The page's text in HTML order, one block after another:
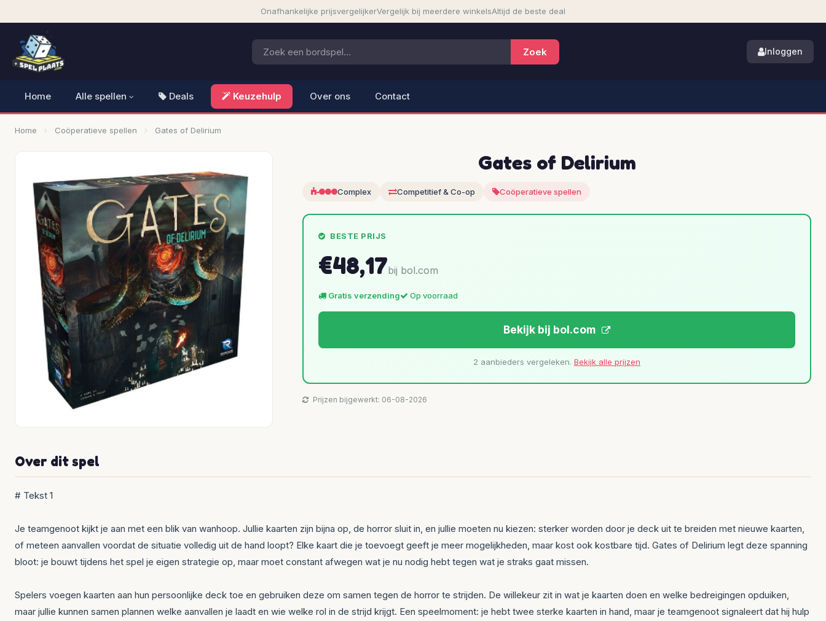
Onafhankelijke prijsvergelijkerVergelijk bij meerdere winkelsAltijd de beste deal
Inloggen
Home Alle spellen Deals Keuzehulp Over ons Contact
Home Coöperatieve spellen Gates of Delirium
Gates of Delirium
Complex Competitief & Co-op Coöperatieve spellen
BESTE PRIJS
€48,17bij bol.com
Gratis verzending Op voorraad
Bekijk bij bol.com
2 aanbieders vergeleken. Bekijk alle prijzen
Prijzen bijgewerkt: 06-08-2026
Over dit spel
# Tekst 1
Je teamgenoot kijkt je aan met een blik van wanhoop. Jullie kaarten zijn bijna op, de horror sluit in, en jullie moeten nu kiezen: sterker worden door je deck uit te breiden met nieuwe kaarten,
of meteen aanvallen voordat de situatie volledig uit de hand loopt? Elke kaart die je toevoegt geeft je meer mogelijkheden, maar kost ook kostbare tijd. Gates of Delirium legt deze spanning
bloot: je bouwt tijdens het spel je eigen strategie op, maar moet constant afwegen wat je nu nodig hebt tegen wat je straks gaat missen.
Spelers voegen kaarten aan hun persoonlijke deck toe en gebruiken deze om samen tegen de horror te strijden. De willekeur zit in wat je kaarten doen en welke bedreigingen opduiken,
maar jullie kunnen samen plannen welke aanvallen je laadt en wie welke rol in de strijd krijgt. Een speelmoment: je hebt twee sterke kaarten in hand, maar je teamgenoot signaleert dat hij hulp